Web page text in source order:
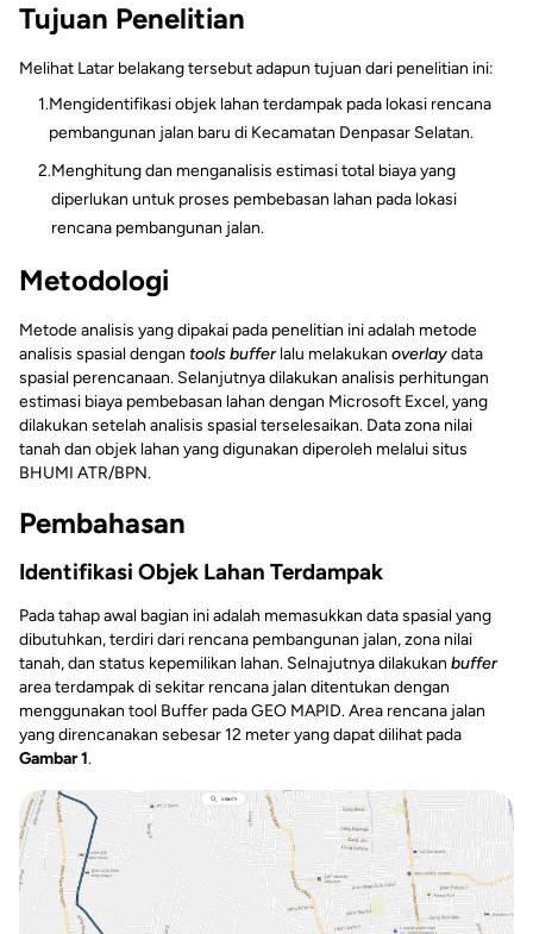
Tujuan Penelitian
Melihat Latar belakang tersebut adapun tujuan dari penelitian ini:
1.Mengidentifikasi objek lahan terdampak pada lokasi rencana
pembangunan jalan baru di Kecamatan Denpasar Selatan.
2.Menghitung dan menganalisis estimasi total biaya yang
diperlukan untuk proses pembebasan lahan pada lokasi
rencana pembangunan jalan.
Metodologi
Metode analisis yang dipakai pada penelitian ini adalah metode
analisis spasial dengan tools bufferlalu melakukan overlaydata
spasial perencanaan. Selanjutnya dilakukan analisis perhitungan
estimasi biaya pembebasan lahan dengan Microsoft Excel, yang
dilakukan setelah analisis spasial terselesaikan. Data zona nilai
tanah dan objek lahan yang digunakan diperoleh melalui situs
BHUMI ATR/BPN.
Pembahasan
Identifikasi Objek Lahan Terdampak
Pada tahap awal bagian ini adalah memasukkan data spasial yang
dibutuhkan, terdiri dari rencana pembangunan jalan, zona nilai
tanah, dan status kepemilikan lahan. Selnajutnya dilakukan buffer
area terdampak di sekitar rencana jalan ditentukan dengan
menggunakan tool Buffer pada GEO MAPID. Area rencana jalan
yang direncanakan sebesar 12 meter yang dapat dilihat pada
Gambar 1.